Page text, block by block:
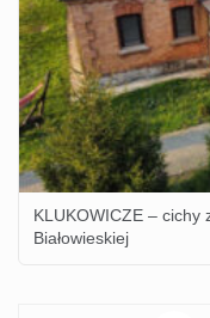
KLUKOWICZE – cichy
Białowieskiej